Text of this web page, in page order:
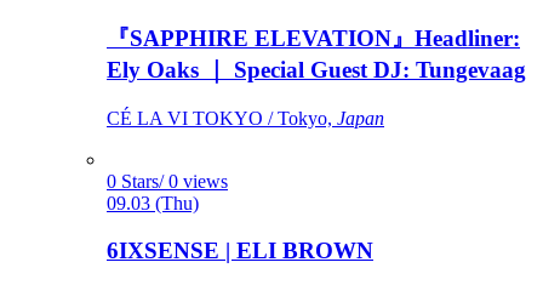
『SAPPHIRE ELEVATION』Headliner:
Ely Oaks ｜ Special Guest DJ: Tungevaag
CÉ LA VI TOKYO / Tokyo, Japan
0 Stars/ 0 views
09.03 (Thu)
6IXSENSE | ELI BROWN